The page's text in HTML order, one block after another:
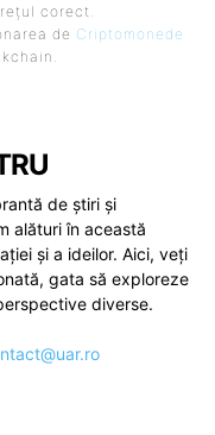
corect.
de Criptomonede
de știri și
alături în această
și a ideilor. Aici, veți
gata să exploreze
diverse.